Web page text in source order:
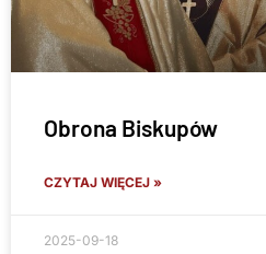
Obrona Biskupów
CZYTAJ WIĘCEJ »
2025-09-18